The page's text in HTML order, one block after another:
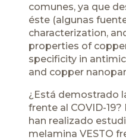
comunes, ya que
éste (algunas
characterization,
properties of
specificity in
and copper
¿Está demostrado
frente al COVID-
han realizado
melamina VESTO